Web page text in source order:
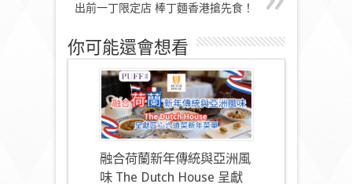
出前一丁限定店 棒丁麵香港搶先食！
你可能還會想看
融合荷蘭新年傳統與亞洲風
味 The Dutch House 呈獻